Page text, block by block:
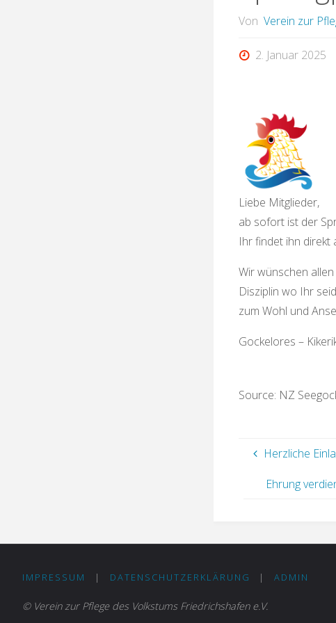
Von Verein zur
2. Januar 2025
Liebe Mitglieder,
ab sofort ist der
Ihr findet ihn direkt
Wir wünschen
Disziplin wo Ihr
zum Wohl und
Gockelores –
Source: NZ
Herzliche
Ehrung
IMPRESSUM | DATENSCHUTZERKLÄRUNG | ADMIN
© Verein zur Pflege des Volkstums Friedrichshafen e.V.